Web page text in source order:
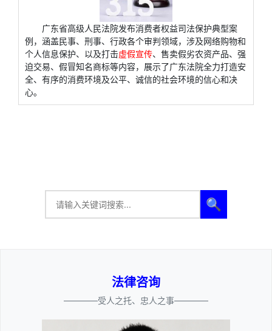
广东省高级人民法院发布消费者权益司法保护典型案
例，涵盖民事、刑事、行政各个审判领域，涉及网络购物和
个人信息保护、以及打击虚假宣传、售卖假劣农资产品、强
迫交易、假冒知名商标等内容，展示了广东法院全力打造安
全、有序的消费环境及公平、诚信的社会环境的信心和决
心。
🔍
法律咨询
————受人之托、忠人之事————